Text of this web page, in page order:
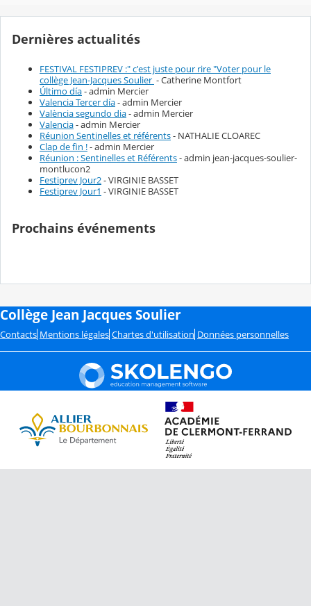
Dernières actualités
FESTIVAL FESTIPREV :" c'est juste pour rire "Voter pour le
collège Jean-Jacques Soulier - Catherine Montfort
Último día- admin Mercier
Valencia Tercer día- admin Mercier
València segundo dia- admin Mercier
Valencia- admin Mercier
Réunion Sentinelles et référents- NATHALIE CLOAREC
Clap de fin !- admin Mercier
Réunion : Sentinelles et Référents- admin jean-jacques-soulier-
montlucon2
Festiprev Jour2- VIRGINIE BASSET
Festiprev Jour1 - VIRGINIE BASSET
Prochains événements
Collège Jean Jacques Soulier
Contacts Mentions légales Chartes d'utilisation Données personnelles